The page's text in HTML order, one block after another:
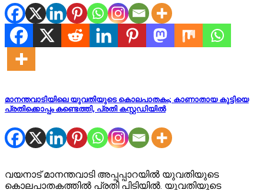
മാനന്തവാടിയിലെ യുവതിയുടെ കൊലപാതകം; കാണാതായ കുട്ടിയെ
പ്രതിക്കൊപ്പം കണ്ടെത്തി, പ്രതി കസ്റ്റഡിയില്‍
വയനാട് മാനന്തവാടി അപ്പപ്പാറയില്‍ യുവതിയുടെ
കൊലപാതകത്തില്‍ പ്രതി പിടിയില്‍. യുവതിയുടെ